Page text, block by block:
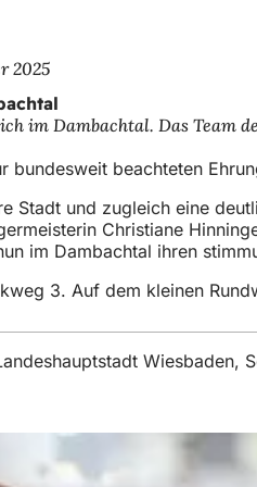
2025
im Dambachtal. Das
beachteten
Stadt und zugleich eine
Christiane
im Dambachtal ihren
3. Auf dem kleinen
Wiesbaden,